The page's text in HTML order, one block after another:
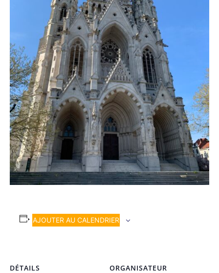
AJOUTER AU CALENDRIER
DÉTAILS ORGANISATEUR